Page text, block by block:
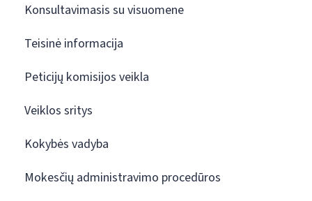
Konsultavimasis su visuomene
Teisinė informacija
Peticijų komisijos veikla
Veiklos sritys
Kokybės vadyba
Mokesčių administravimo procedūros